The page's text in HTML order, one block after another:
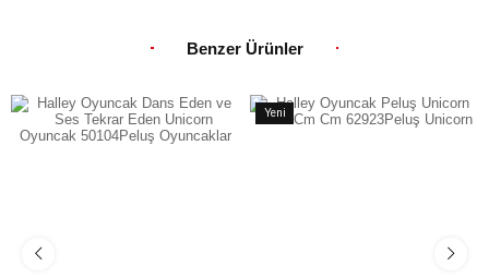
Benzer Ürünler
Yeni